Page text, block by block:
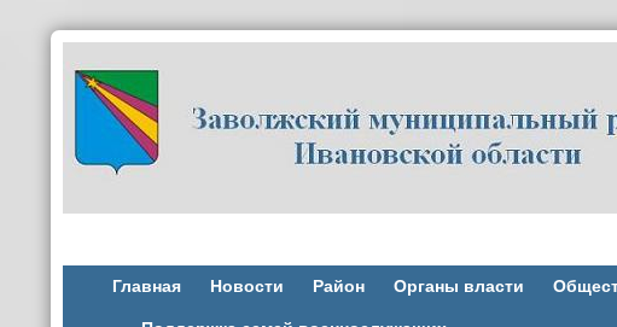
Главная Новости Район Органы власти